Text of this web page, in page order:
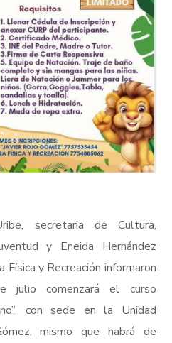
secretaria de Cultura,
y Eneida Hernández
y Recreación informaron
comenzará el curso
con sede en la Unidad
mismo que habrá de